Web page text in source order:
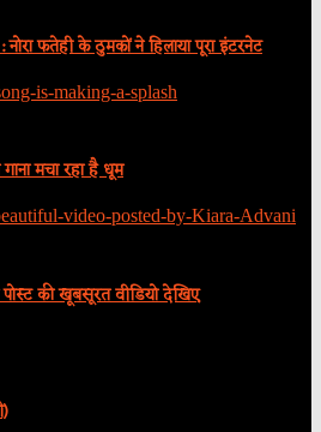
फतेही के ठुमकों ने हिलाया पूरा इंटरनेट
मचा रहा है धूम
की खूबसूरत वीडियो देखिए